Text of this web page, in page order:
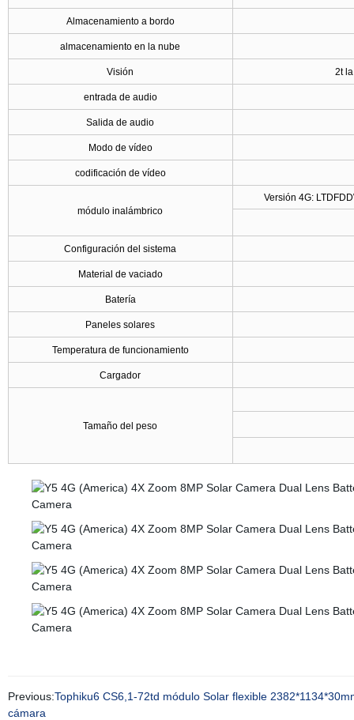
Almacenamiento a bordo
almacenamiento en la nube
Visión 2t
entrada de audio
Salida de audio
Modo de vídeo
codificación de vídeo
módulo inalámbrico
Versión 4G:
Configuración del sistema
Material de vaciado
Batería
Paneles solares
Temperatura de funcionamiento
Cargador
Tamaño del peso
Previous:Tophiku6 CS6,1-72td módulo Solar flexible
cámara